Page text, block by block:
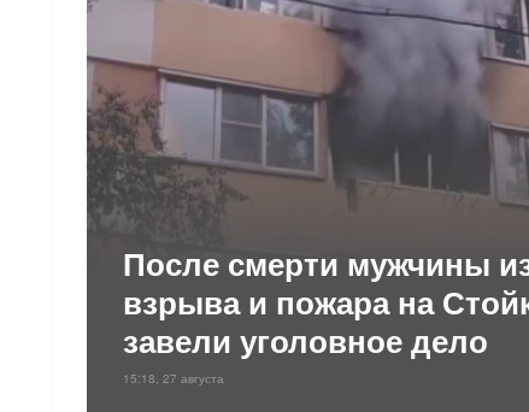
После смерти мужчины
взрыва и пожара на
завели уголовное дело
15:18, 27 августа